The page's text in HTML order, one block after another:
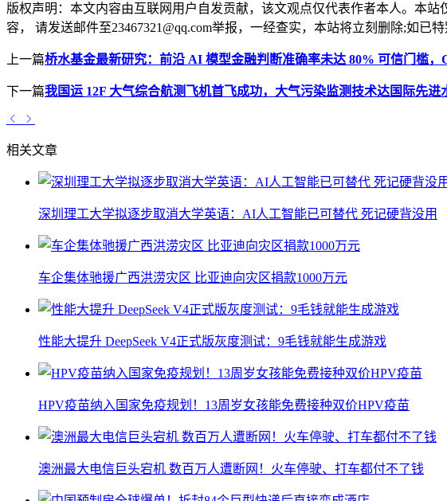
版权声明： 本文内容由互联网用户自发贡献，该文观点仅代表作者本人。本
容， 请发送邮件至23467321@qq.com举报，一经查实，本站将立刻删除;如已
上一篇桥水基金最新研究：前沿 AI 模型金融判断准确率未达 80% 可信门槛，
下一篇我国运 12F 大气综合航测飞机首飞成功，大气污染监测技术达国际先进
相关文章
深圳理工大学拟逐步取消大学英语：AI人工智能已可替代 死记硬背没用
车企集体驰援广西洪涝灾区 比亚迪向灾区捐款1000万元
性能大提升 DeepSeek V4正式版灰度测试：9毛钱就能生成游戏
HPV疫苗纳入国家免疫规划！13周岁女孩能免费接种双价HPV疫苗
澳洲最大电信巨头宕机 数百万人遭断网！火车停驶、打车都付不了钱